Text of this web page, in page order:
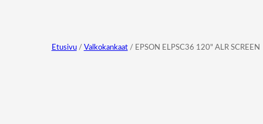
Etusivu/ Valkokankaat/ EPSON ELPSC36 120" ALR SCREEN